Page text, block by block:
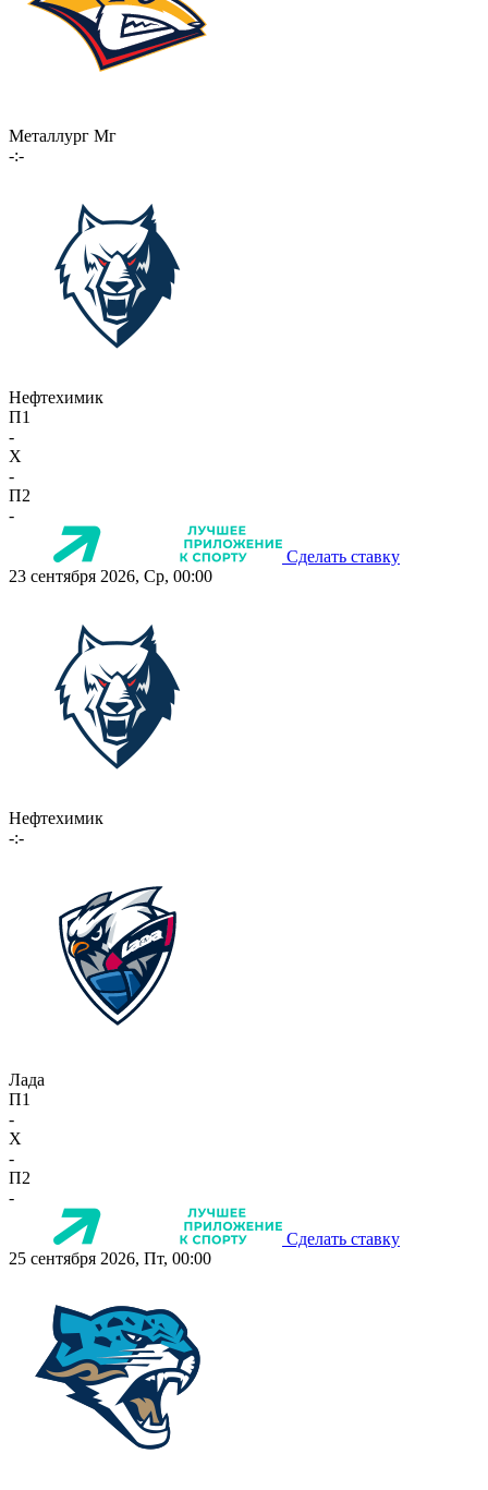
Металлург Мг
-:-
Нефтехимик
П1
-
X
-
П2
-
Сделать ставку
23 сентября 2026, Ср, 00:00
Нефтехимик
-:-
Лада
П1
-
X
-
П2
-
Сделать ставку
25 сентября 2026, Пт, 00:00